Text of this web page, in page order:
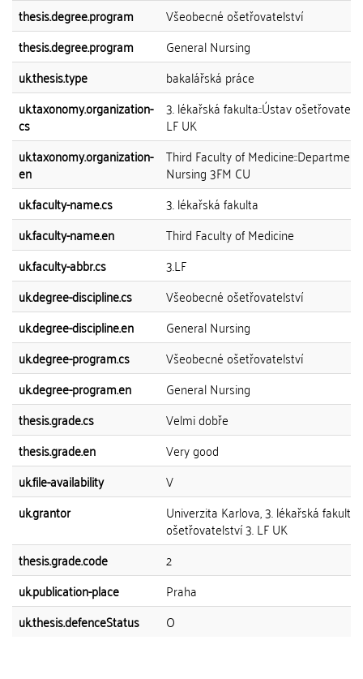
thesis.degree.program
Všeobecné ošetřovatelství
thesis.degree.program
General Nursing
uk.thesis.type
bakalářská práce
uk.taxonomy.organization-
cs
3. lékařská fakulta::Ústav
LF UK
uk.taxonomy.organization-
en
Third Faculty of
Nursing 3FM CU
uk.faculty-name.cs
3. lékařská fakulta
uk.faculty-name.en
Third Faculty of Medicine
uk.faculty-abbr.cs
3.LF
uk.degree-discipline.cs
Všeobecné ošetřovatelství
uk.degree-discipline.en
General Nursing
uk.degree-program.cs
Všeobecné ošetřovatelství
uk.degree-program.en
General Nursing
thesis.grade.cs
Velmi dobře
thesis.grade.en
Very good
uk.file-availability
V
uk.grantor
Univerzita Karlova, 3. lékařská
ošetřovatelství 3. LF UK
thesis.grade.code
2
uk.publication-place
Praha
uk.thesis.defenceStatus
O